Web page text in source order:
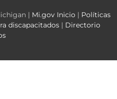
| Mi.gov Inicio | Políticas
discapacitados | Directorio